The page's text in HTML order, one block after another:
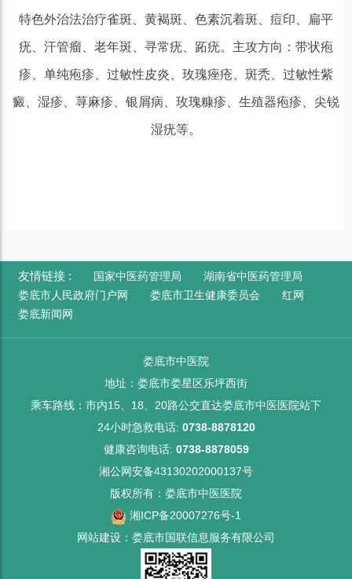
特色外治法治疗雀斑、黄褐斑、色素沉着斑、痘印、扁平
疣、汗管瘤、老年斑、寻常疣、跖疣。主攻方向：带状疱
疹、单纯疱疹、过敏性皮炎、玫瑰痤疮、斑秃、过敏性紫
癜、湿疹、荨麻疹、银屑病、玫瑰糠疹、生殖器疱疹、尖锐
湿疣等。
友情链接 : 国家中医药管理局
湖南省中医药管理局
娄底市人民政府门户网
娄底市卫生健康委员会
红网
娄底新闻网
娄底市中医院
地址：娄底市娄星区乐坪西街
乘车路线：市内15、18、20路公交直达娄底市中医医院站下
24小时急救电话: 0738-8878120
健康咨询电话: 0738-8878059
湘公网安备43130202000137号
版权所有：娄底市中医医院
湘ICP备20007276号-1
网站建设：娄底市国联信息服务有限公司